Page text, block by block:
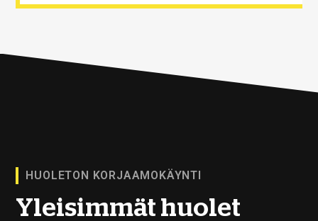
HUOLETON KORJAAMOKÄYNTI
Yleisimmät huolet